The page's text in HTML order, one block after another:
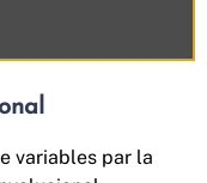
variables par la